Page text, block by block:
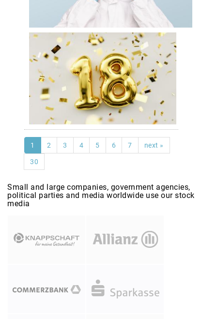
1 2 3 4 5 6 7 next »
30
Small and large companies, government agencies,
political parties and media worldwide use our stock
media